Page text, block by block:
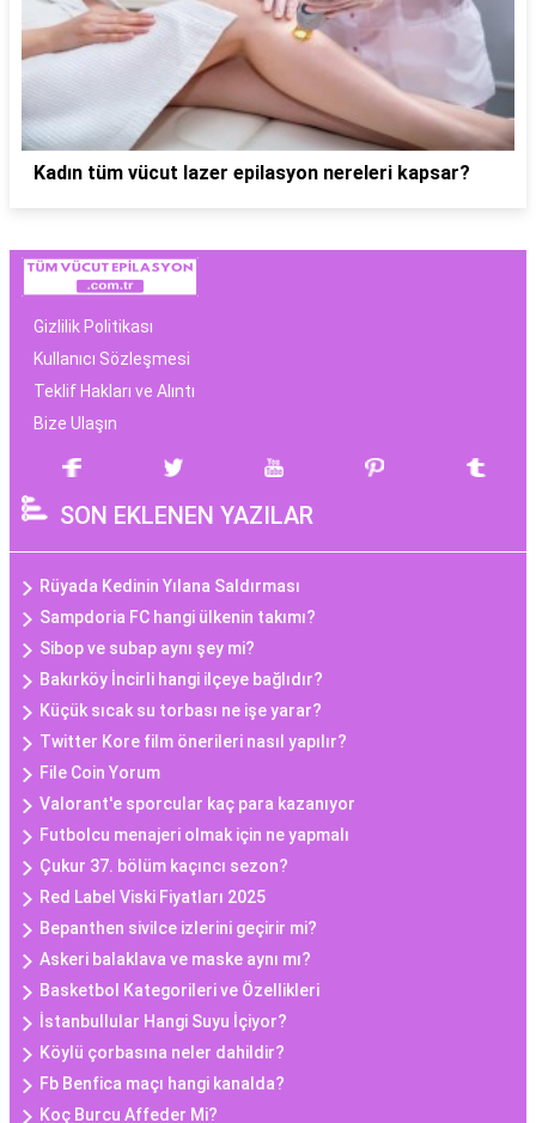
Kadın tüm vücut lazer epilasyon nereleri kapsar?
Gizlilik Politikası
Kullanıcı Sözleşmesi
Teklif Hakları ve Alıntı
Bize Ulaşın
SON EKLENEN YAZILAR
Rüyada Kedinin Yılana Saldırması
Sampdoria FC hangi ülkenin takımı?
Sibop ve subap aynı şey mi?
Bakırköy İncirli hangi ilçeye bağlıdır?
Küçük sıcak su torbası ne işe yarar?
Twitter Kore film önerileri nasıl yapılır?
File Coin Yorum
Valorant'e sporcular kaç para kazanıyor
Futbolcu menajeri olmak için ne yapmalı
Çukur 37. bölüm kaçıncı sezon?
Red Label Viski Fiyatları 2025
Bepanthen sivilce izlerini geçirir mi?
Askeri balaklava ve maske aynı mı?
Basketbol Kategorileri ve Özellikleri
İstanbullular Hangi Suyu İçiyor?
Köylü çorbasına neler dahildir?
Fb Benfica maçı hangi kanalda?
Koç Burcu Affeder Mi?